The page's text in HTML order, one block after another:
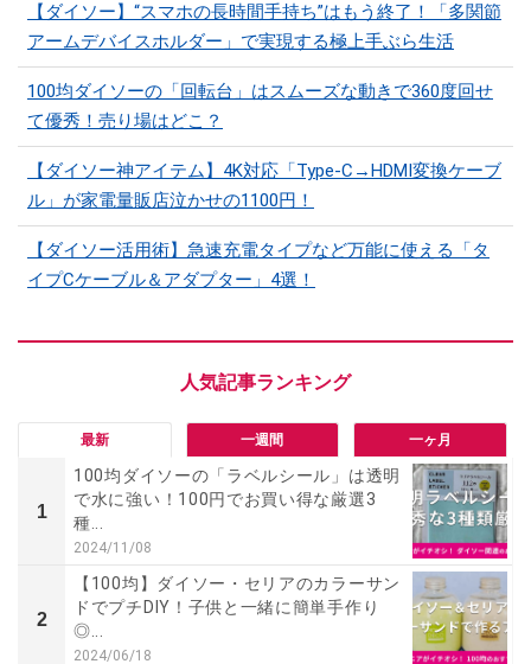
【ダイソー】“スマホの長時間手持ち”はもう終了！「多関節
アームデバイスホルダー」で実現する極上手ぶら生活
100均ダイソーの「回転台」はスムーズな動きで360度回せ
て優秀！売り場はどこ？
【ダイソー神アイテム】4K対応「Type-C→HDMI変換ケーブ
ル」が家電量販店泣かせの1100円！
【ダイソー活用術】急速充電タイプなど万能に使える「タ
イプCケーブル＆アダプター」4選！
最新 一週間 一ヶ月
1
100均ダイソーの「ラベルシール」は透明
で水に強い！100円でお買い得な厳選3
種...
2024/11/08
2
【100均】ダイソー・セリアのカラーサン
ドでプチDIY！子供と一緒に簡単手作り
◎...
2024/06/18